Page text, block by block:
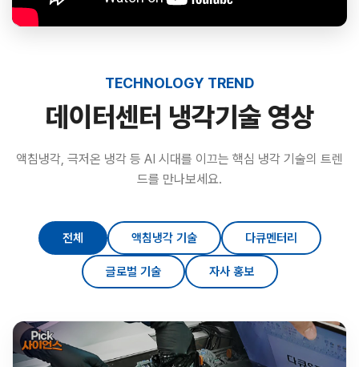
TECHNOLOGY TREND
데이터센터 냉각기술 영상
액침냉각, 극저온 냉각 등 AI 시대를 이끄는 핵심 냉각 기술의 트렌
드를 만나보세요.
전체 액침냉각 기술 다큐멘터리
글로벌 기술 자사 홍보